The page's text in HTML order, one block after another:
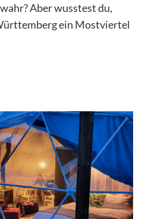
Aber wusstest du,
ein Mostviertel